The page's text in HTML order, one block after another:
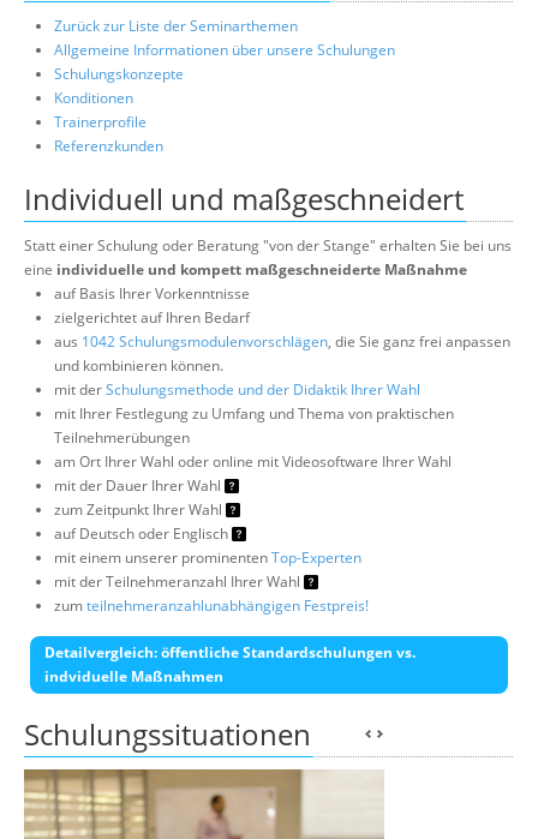
Zurück zur Liste der Seminarthemen
Allgemeine Informationen über unsere Schulungen
Schulungskonzepte
Konditionen
Trainerprofile
Referenzkunden
Individuell und maßgeschneidert
Statt einer Schulung oder Beratung "von der Stange" erhalten Sie bei uns
eine individuelle und kompett maßgeschneiderte Maßnahme
auf Basis Ihrer Vorkenntnisse
zielgerichtet auf Ihren Bedarf
aus 1042 Schulungsmodulenvorschlägen, die Sie ganz frei anpassen
und kombinieren können.
mit derSchulungsmethode und der Didaktik Ihrer Wahl
mit Ihrer Festlegung zu Umfang und Thema von praktischen
Teilnehmerübungen
am Ort Ihrer Wahl oder online mit Videosoftware Ihrer Wahl
mit der Dauer Ihrer Wahl
zum Zeitpunkt Ihrer Wahl
auf Deutsch oder Englisch
mit einem unserer prominentenTop-Experten
mit der Teilnehmeranzahl Ihrer Wahl
zumteilnehmeranzahlunabhängigen Festpreis!
Detailvergleich: öffentliche Standardschulungen vs.
indviduelle Maßnahmen
Schulungssituationen